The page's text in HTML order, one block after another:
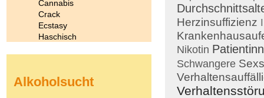
Herzinsuffizienz
Nikotin
Schwangere
Cannabis
Crack
Ecstasy
Haschisch
Kokain
Alkoholsucht